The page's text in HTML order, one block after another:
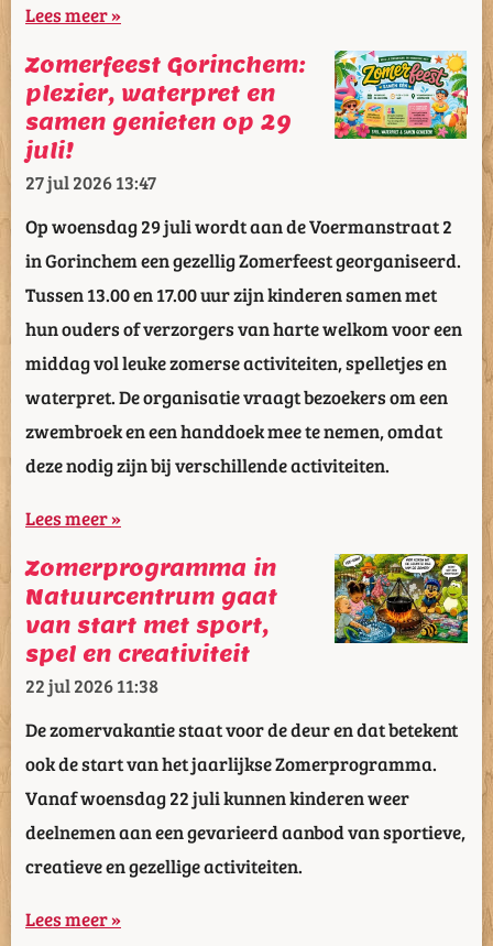
Lees meer »
Zomerfeest Gorinchem:
plezier, waterpret en
samen genieten op 29
juli!
27 jul 202613:47
Op woensdag 29 juli wordt aan de Voermanstraat 2
in Gorinchem een gezellig Zomerfeest georganiseerd.
Tussen 13.00 en 17.00 uur zijn kinderen samen met
hun ouders of verzorgers van harte welkom voor een
middag vol leuke zomerse activiteiten, spelletjes en
waterpret. De organisatie vraagt bezoekers om een
zwembroek en een handdoek mee te nemen, omdat
deze nodig zijn bij verschillende activiteiten.
Lees meer »
Zomerprogramma in
Natuurcentrum gaat
van start met sport,
spel en creativiteit
22 jul 202611:38
De zomervakantie staat voor de deur en dat betekent
ook de start van het jaarlijkse Zomerprogramma.
Vanaf woensdag 22 juli kunnen kinderen weer
deelnemen aan een gevarieerd aanbod van sportieve,
creatieve en gezellige activiteiten.
Lees meer »